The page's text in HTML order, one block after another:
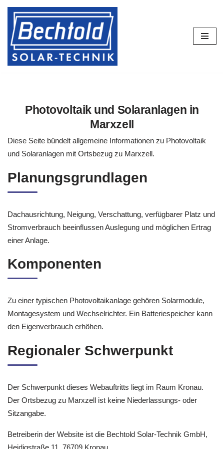
Zum
Inhalt
springen
Photovoltaik und Solaranlagen in
Marxzell
Diese Seite bündelt allgemeine Informationen zu Photovoltaik
und Solaranlagen mit Ortsbezug zu Marxzell.
Planungsgrundlagen
Dachausrichtung, Neigung, Verschattung, verfügbarer Platz und
Stromverbrauch beeinflussen Auslegung und möglichen Ertrag
einer Anlage.
Komponenten
Zu einer typischen Photovoltaikanlage gehören Solarmodule,
Montagesystem und Wechselrichter. Ein Batteriespeicher kann
den Eigenverbrauch erhöhen.
Regionaler Schwerpunkt
Der Schwerpunkt dieses Webauftritts liegt im Raum Kronau.
Der Ortsbezug zu Marxzell ist keine Niederlassungs- oder
Sitzangabe.
Betreiberin der Website ist die Bechtold Solar-Technik GmbH,
Heidigstraße 11, 76709 Kronau.